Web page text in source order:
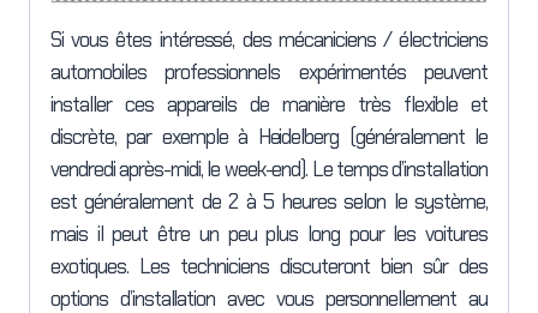
Si vous êtes intéressé, des mécaniciens / électriciens
automobiles professionnels expérimentés peuvent
installer ces appareils de manière très flexible et
discrète, par exemple à Heidelberg (généralement le
vendredi après-midi, le week-end). Le temps d’installation
est généralement de 2 à 5 heures selon le système,
mais il peut être un peu plus long pour les voitures
exotiques. Les techniciens discuteront bien sûr des
options d’installation avec vous personnellement au